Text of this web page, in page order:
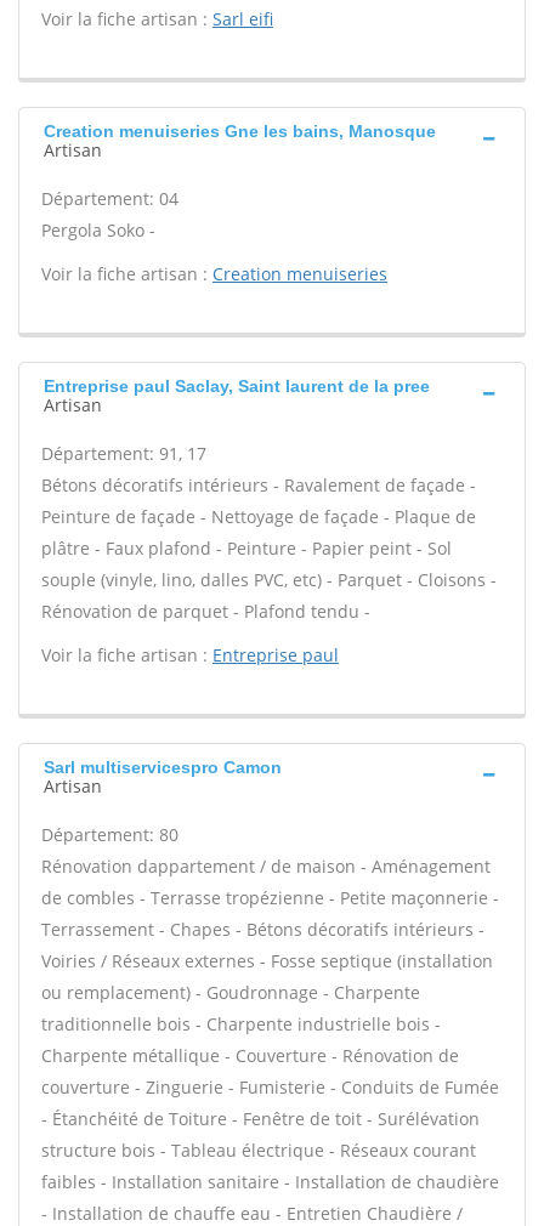
Voir la fiche artisan : Sarl eifi
Creation menuiseries Gne les bains, Manosque
Artisan
Département: 04
Pergola Soko -
Voir la fiche artisan : Creation menuiseries
Entreprise paul Saclay, Saint laurent de la pree
Artisan
Département: 91, 17
Bétons décoratifs intérieurs - Ravalement de façade -
Peinture de façade - Nettoyage de façade - Plaque de
plâtre - Faux plafond - Peinture - Papier peint - Sol
souple (vinyle, lino, dalles PVC, etc) - Parquet - Cloisons -
Rénovation de parquet - Plafond tendu -
Voir la fiche artisan : Entreprise paul
Sarl multiservicespro Camon
Artisan
Département: 80
Rénovation dappartement / de maison - Aménagement
de combles - Terrasse tropézienne - Petite maçonnerie -
Terrassement - Chapes - Bétons décoratifs intérieurs -
Voiries / Réseaux externes - Fosse septique (installation
ou remplacement) - Goudronnage - Charpente
traditionnelle bois - Charpente industrielle bois -
Charpente métallique - Couverture - Rénovation de
couverture - Zinguerie - Fumisterie - Conduits de Fumée
- Étanchéité de Toiture - Fenêtre de toit - Surélévation
structure bois - Tableau électrique - Réseaux courant
faibles - Installation sanitaire - Installation de chaudière
- Installation de chauffe eau - Entretien Chaudière /